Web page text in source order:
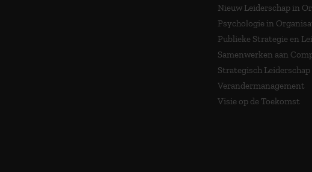
Nieuw Leiderschap in
Psychologie in
Publieke Strategie en
Samenwerken aan
Strategisch Leiderschap
Verandermanagement
Visie op de Toekomst